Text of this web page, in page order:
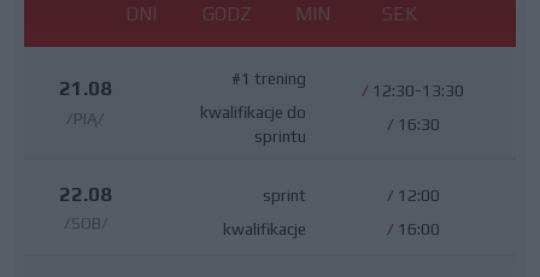
DNI GODZ MIN SEK
21.08
/PIĄ/
#1 trening
kwalifikacje do
sprintu
/ 12:30-13:30
/ 16:30
22.08
/SOB/
sprint
kwalifikacje
/ 12:00
/ 16:00